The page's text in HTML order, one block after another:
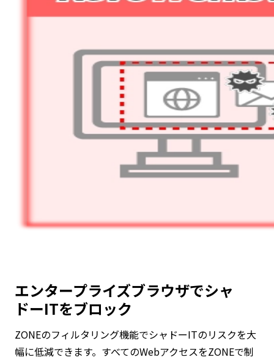
エンタープライズブラウザでシャ
ドーITをブロック
ZONEのフィルタリング機能でシャドーITのリスクを大
幅に低減できます。すべてのWebアクセスをZONEで制